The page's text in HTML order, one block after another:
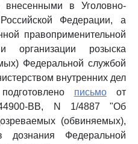
в Уголовно-
Федерации, а
правоприменительной
организации розыска
Федеральной службой
внутренних дел
письмоот
ВВ, N 1/4887 "Об
(обвиняемых),
дознания Федеральной